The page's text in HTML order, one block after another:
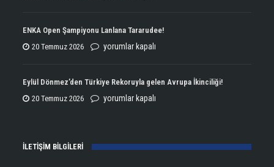
Çifte
Şampiyonluğun
ENKA Open Şampiyonu Lanlana Tararudee!
20 Temmuz 2026
ENKA
Şampiyonu
Lanlana
yorumlar kapalı
Eylül Dönmez’den Türkiye Rekoruyla gelen Avrupa İkinciliği!
20 Temmuz 2026
Eylül
Rekoruyla
yorumlar kapalı
İLETİŞİM BİLGİLERİ